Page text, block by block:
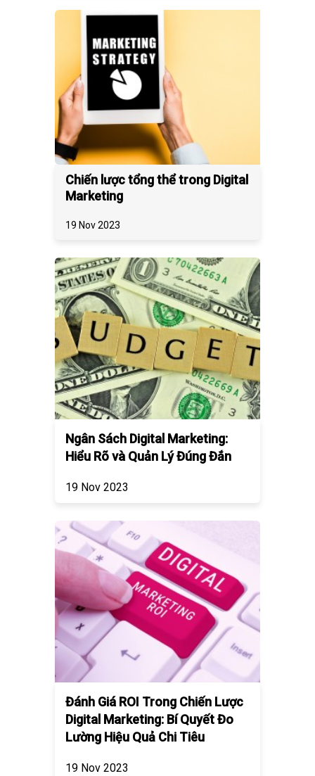
Chiến lược tổng thể trong Digital
Marketing
19 Nov 2023
Ngân Sách Digital Marketing:
Hiểu Rõ và Quản Lý Đúng Đắn
19 Nov 2023
Đánh Giá ROI Trong Chiến Lược
Digital Marketing: Bí Quyết Đo
Lường Hiệu Quả Chi Tiêu
19 Nov 2023